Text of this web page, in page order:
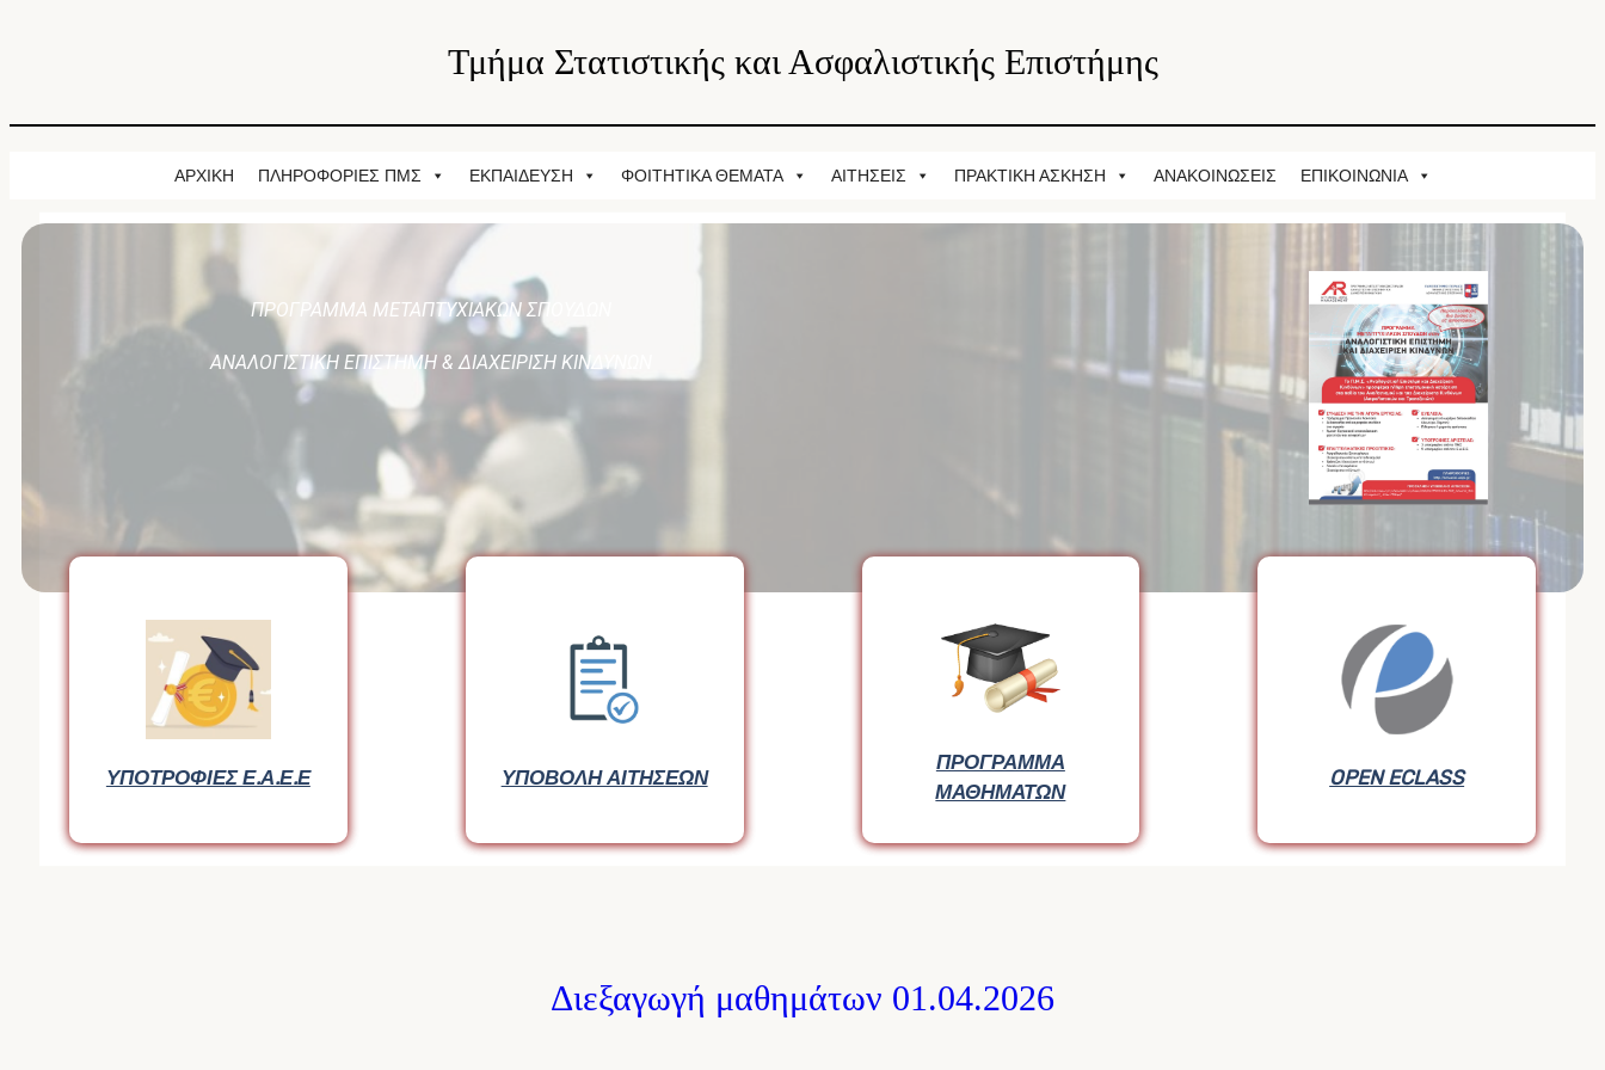
Τμήμα Στατιστικής και Ασφαλιστικής Επιστήμης
ΑΡΧΙΚΗ ΠΛΗΡΟΦΟΡΙΕΣ ΠΜΣ ΕΚΠΑΙΔΕΥΣΗ ΦΟΙΤΗΤΙΚΑ ΘΕΜΑΤΑ ΑΙΤΗΣΕΙΣ ΠΡΑΚΤΙΚΗ ΑΣΚΗΣΗ ΑΝΑΚΟΙΝΩΣΕΙΣ ΕΠΙΚΟΙΝΩΝΙΑ
ΠΡΟΓΡΑΜΜΑ ΜΕΤΑΠΤΥΧΙΑΚΩΝ ΣΠΟΥΔΩΝ
ΑΝΑΛΟΓΙΣΤΙΚΗ ΕΠΙΣΤΗΜΗ & ΔΙΑΧΕΙΡΙΣΗ ΚΙΝΔΥΝΩΝ
ΥΠΟΤΡΟΦΙΕΣ Ε.Α.Ε.Ε ΥΠΟΒΟΛΗ ΑΙΤΗΣΕΩΝ
ΠΡΟΓΡΑΜΜΑ
ΜΑΘΗΜΑΤΩΝ
OPEN ECLASS
Διεξαγωγή μαθημάτων 01.04.2026